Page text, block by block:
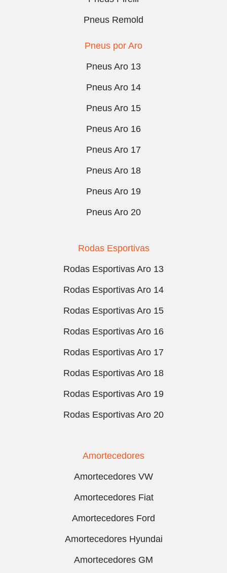
Pneus Remold
Pneus por Aro
Pneus Aro 13
Pneus Aro 14
Pneus Aro 15
Pneus Aro 16
Pneus Aro 17
Pneus Aro 18
Pneus Aro 19
Pneus Aro 20
Rodas Esportivas
Rodas Esportivas Aro 13
Rodas Esportivas Aro 14
Rodas Esportivas Aro 15
Rodas Esportivas Aro 16
Rodas Esportivas Aro 17
Rodas Esportivas Aro 18
Rodas Esportivas Aro 19
Rodas Esportivas Aro 20
Amortecedores
Amortecedores VW
Amortecedores Fiat
Amortecedores Ford
Amortecedores Hyundai
Amortecedores GM